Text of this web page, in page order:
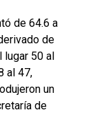
de 64.6 a
de
lugar 50 al
al 47,
un
de